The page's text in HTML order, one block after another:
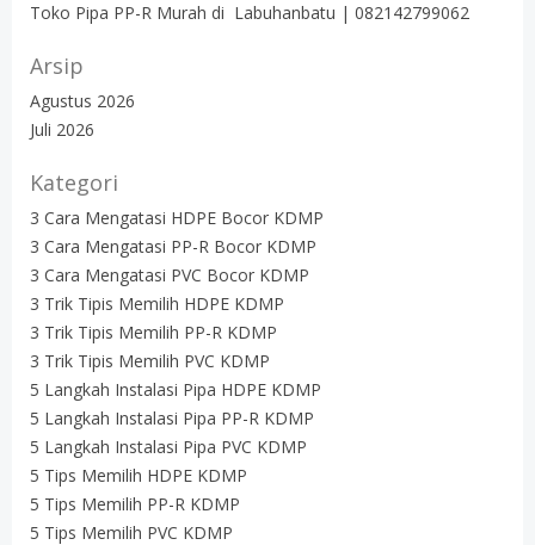
Toko Pipa PP-R Murah di Labuhanbatu | 082142799062
Arsip
Agustus 2026
Juli 2026
Kategori
3 Cara Mengatasi HDPE Bocor KDMP
3 Cara Mengatasi PP-R Bocor KDMP
3 Cara Mengatasi PVC Bocor KDMP
3 Trik Tipis Memilih HDPE KDMP
3 Trik Tipis Memilih PP-R KDMP
3 Trik Tipis Memilih PVC KDMP
5 Langkah Instalasi Pipa HDPE KDMP
5 Langkah Instalasi Pipa PP-R KDMP
5 Langkah Instalasi Pipa PVC KDMP
5 Tips Memilih HDPE KDMP
5 Tips Memilih PP-R KDMP
5 Tips Memilih PVC KDMP